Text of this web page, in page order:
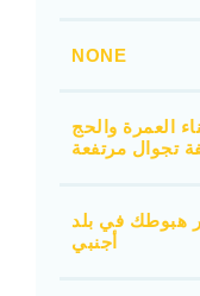
NONE
العمرة والحج
تجوال مرتفعة
هبوطك في بلد
أجنبي